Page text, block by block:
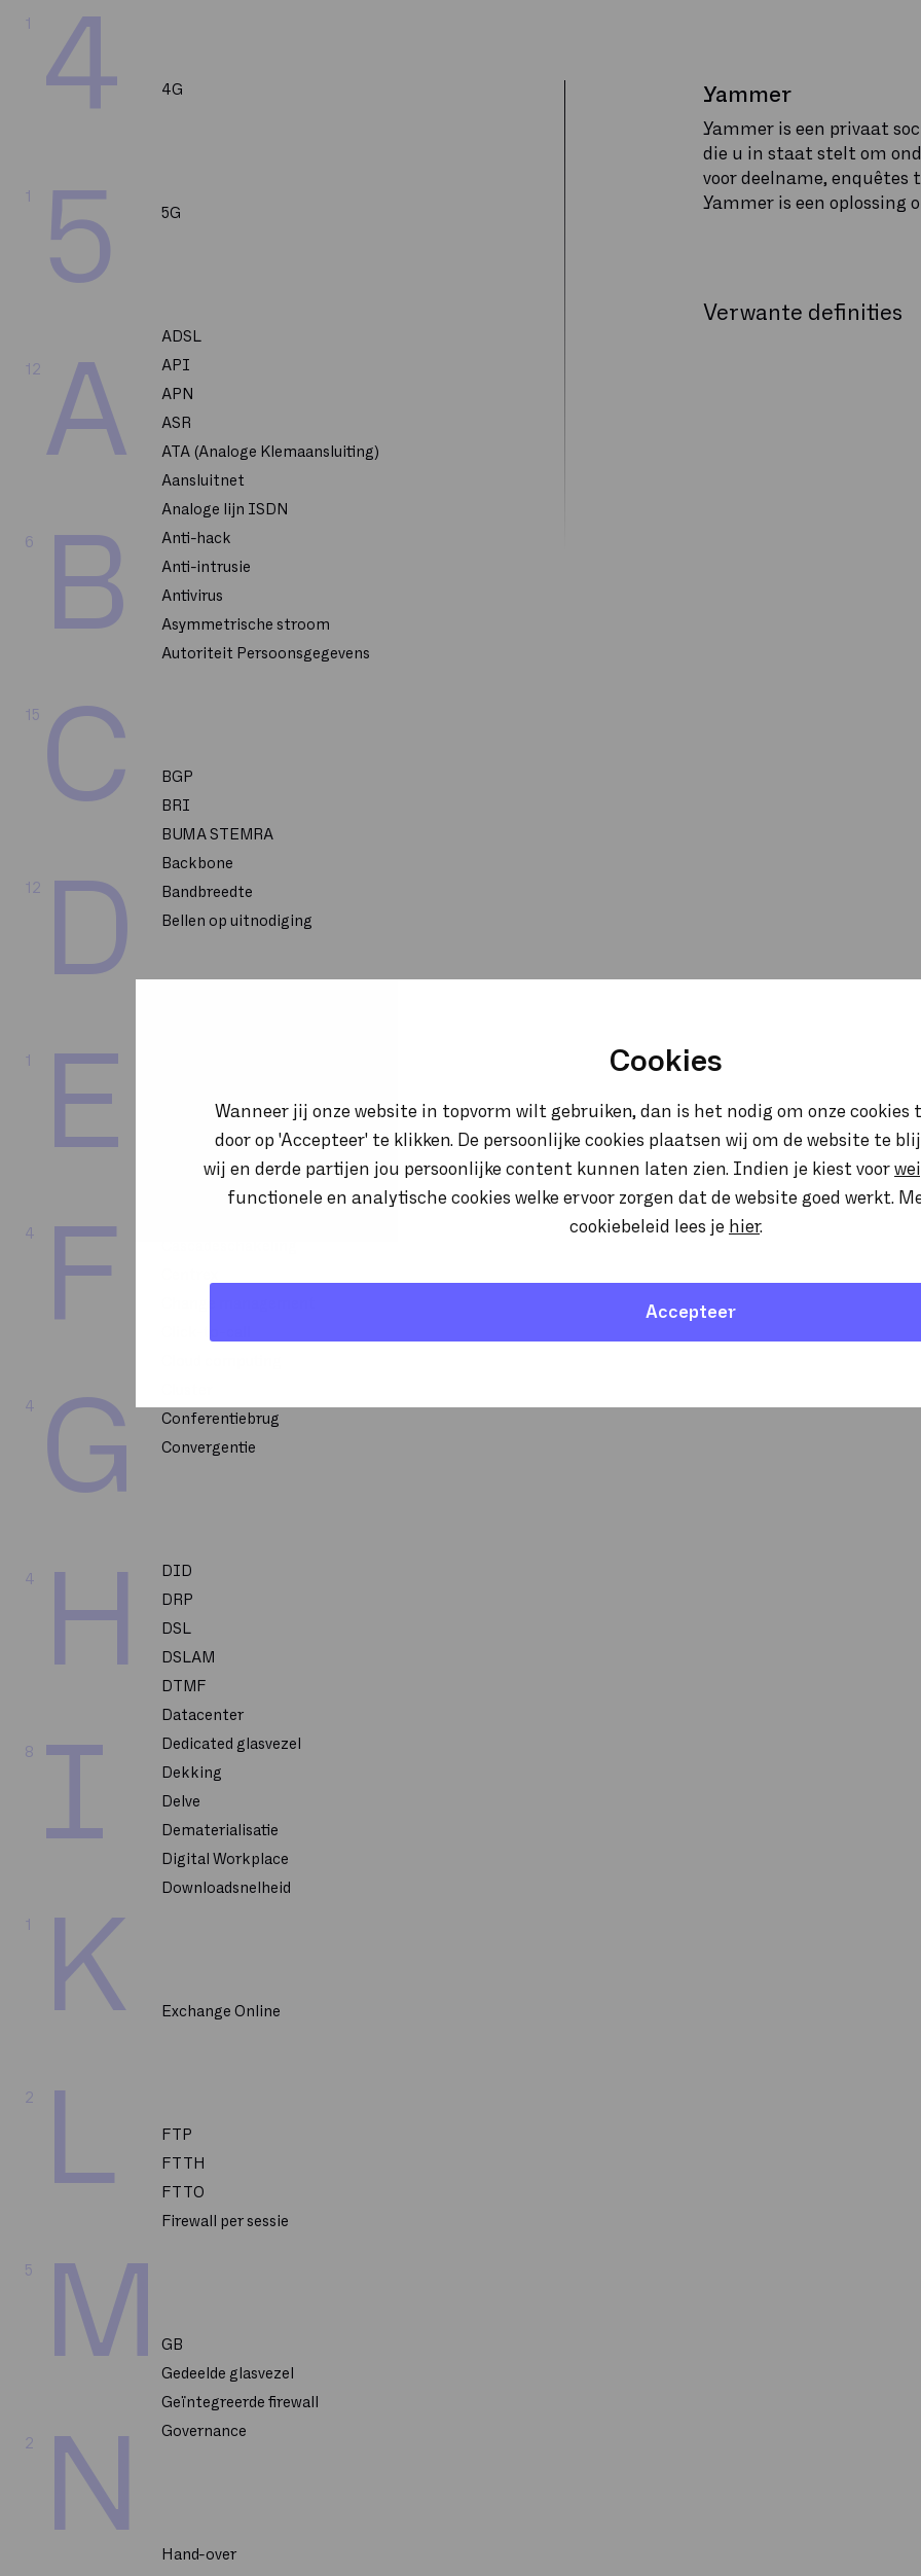
Cookies
Wanneer jij onze website in topvorm wilt gebruiken, dan is het nodig om onze cookies
door op 'Accepteer' te klikken. De persoonlijke cookies plaatsen wij om de website te
wij en derde partijen jou persoonlijke content kunnen laten zien. Indien je kiest voor
functionele en analytische cookies welke ervoor zorgen dat de website goed werkt.
cookiebeleid lees je hier.
Accepteer
4
1
5
1
A
12
B
6
C
15
D
12
E
1
F
4
G
4
H
4
I
8
K
1
L
2
M
5
N
2
4G
5G
ADSL
API
APN
ASR
ATA (Analoge Klemaansluiting)
Aansluitnet
Analoge lijn ISDN
Anti-hack
Anti-intrusie
Antivirus
Asymmetrische stroom
Autoriteit Persoonsgegevens
BGP
BRI
BUMA STEMRA
Backbone
Bandbreedte
Bellen op uitnodiging
CSP 2-Tier
Call flow
Callcenter
Conferentiebrug
Convergentie
DID
DRP
DSL
DSLAM
DTMF
Datacenter
Dedicated glasvezel
Dekking
Delve
Dematerialisatie
Digital Workplace
Downloadsnelheid
Exchange Online
FTP
FTTH
FTTO
Firewall per sessie
GB
Gedeelde glasvezel
Geïntegreerde firewall
Governance
Hand-over
Yammer
Yammer is een privaat
die u in staat stelt om
voor deelname, enquêtes
Yammer is een oplossing
Verwante definities